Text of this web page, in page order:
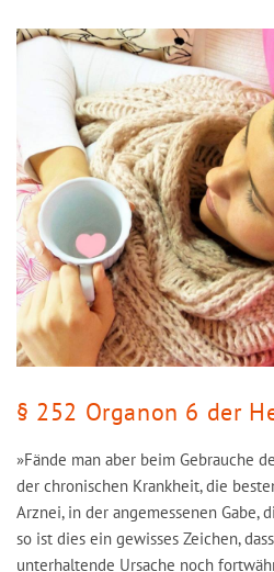
§ 252 Organon 6 der
»Fände man aber beim Gebrauche
der chronischen Krankheit, die
Arznei, in der angemessenen Gabe,
so ist dies ein gewisses Zeichen,
unterhaltende Ursache noch